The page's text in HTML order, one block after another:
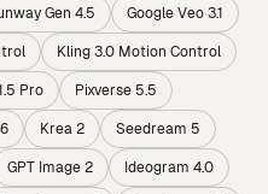
Gen 4.5
Google Veo 3.1
Kling 3.0 Motion Control
Pro
Pixverse 5.5
Krea 2
Seedream 5
GPT Image 2
Ideogram 4.0